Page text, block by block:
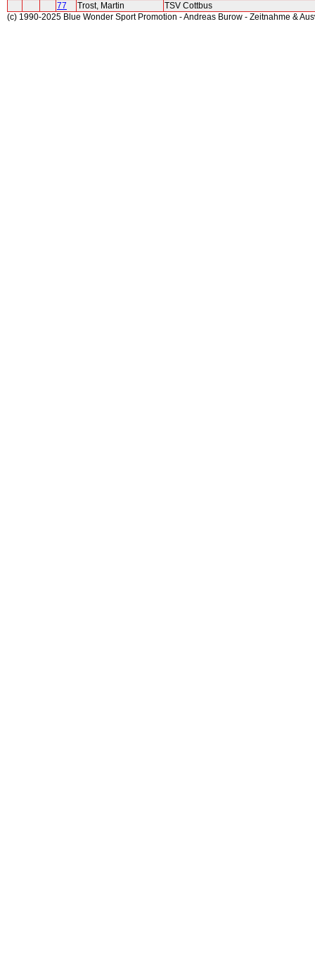
77
Trost, Martin
TSV Cottbus
(c) 1990-2025 Blue Wonder Sport Promotion - Andreas Burow - Zeitnahme &